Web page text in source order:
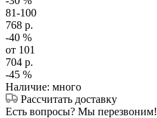
81-100
768 р.
-40 %
от 101
704 р.
-45 %
Наличие: много
Рассчитать доставку
Есть вопросы? Мы перезвоним!